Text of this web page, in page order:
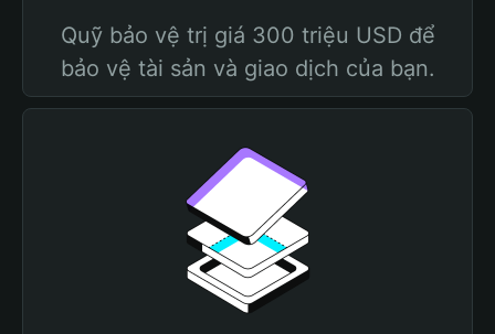
Quỹ bảo vệ trị giá 300 triệu USD để
bảo vệ tài sản và giao dịch của bạn.